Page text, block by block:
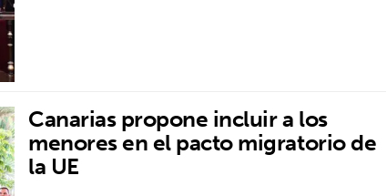
Canarias propone incluir a los
menores en el pacto migratorio de
la UE